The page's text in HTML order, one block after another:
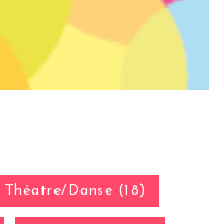
Théatre/Danse (18)